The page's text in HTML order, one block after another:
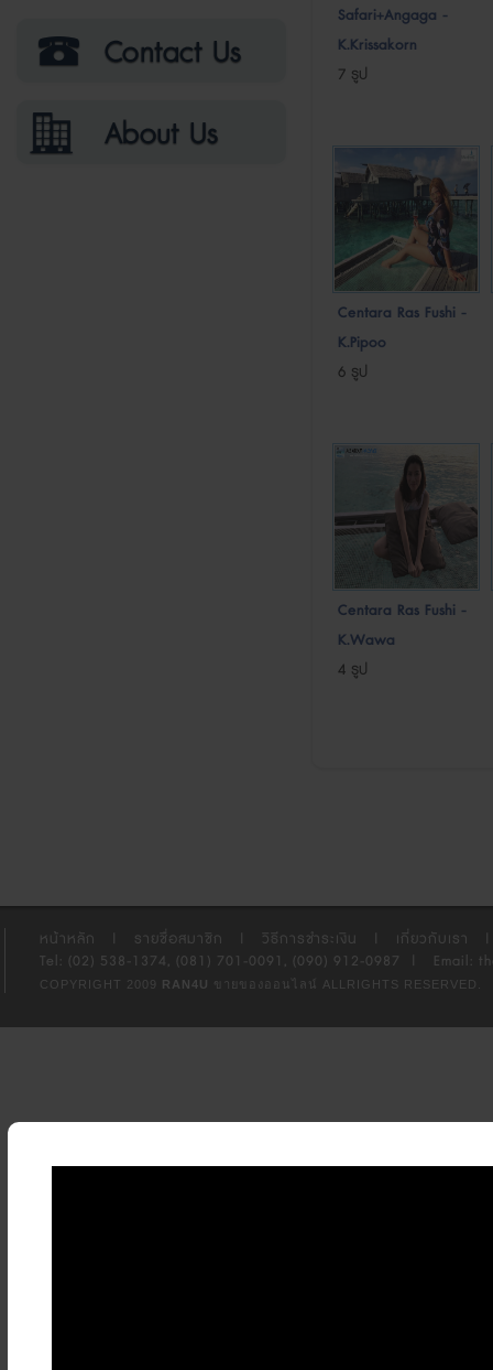
Safari+Angaga -
K.Krissakorn
7 รูป
Centara Ras Fushi -
K.Pipoo
6 รูป
Centara Ras Fushi -
K.Wawa
4 รูป
หน้าหลัก | รายชื่อสมาชิก | วิธีการชำระเงิน | เกี่ยวกับเรา
|
Tel: (02) 538-1374, (081) 701-0091, (090) 912-0987
| Email:
COPYRIGHT 2009 RAN4U ขายของออนไลน์ ALLRIGHTS RESERVED.